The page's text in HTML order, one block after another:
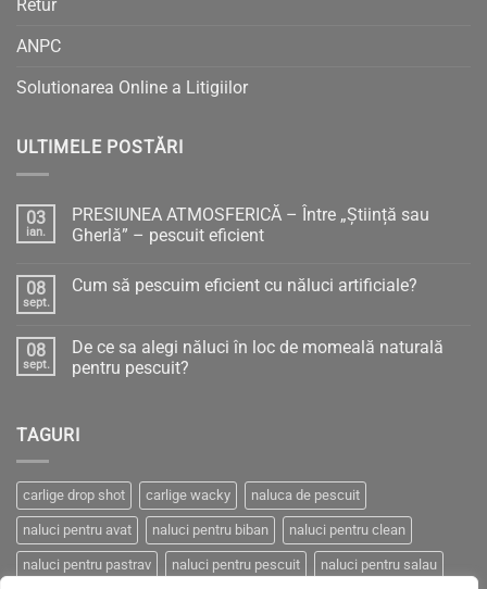
Retur
ANPC
Solutionarea Online a Litigiilor
ULTIMELE POSTĂRI
03
ian.
PRESIUNEA ATMOSFERICĂ – Între „Știință sau
Gherlă” – pescuit eficient
la
Între
„Știință
sau
eficient
08
sept.
Cum să pescuim eficient cu năluci artificiale?
Cum
să
pescuim
artificiale?
08
sept.
De ce sa alegi năluci în loc de momeală naturală
pentru pescuit?
De
ce
năluci
în
loc
de
momeală
naturală
pentru
TAGURI
carlige drop shot carlige wacky naluca de pescuit
naluci pentru avat naluci pentru biban naluci pentru clean
naluci pentru pastrav naluci pentru pescuit naluci pentru salau